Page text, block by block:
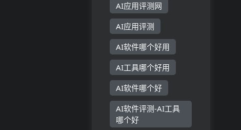
AI应用评测网
AI应用评测
AI软件哪个好用
AI工具哪个好用
AI软件哪个好
AI软件评测-AI工具
哪个好